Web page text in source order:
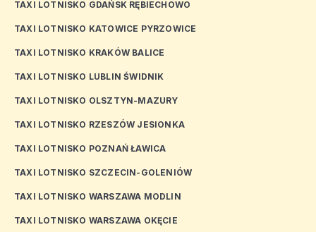
TAXI LOTNISKO GDAŃSK RĘBIECHOWO
TAXI LOTNISKO KATOWICE PYRZOWICE
TAXI LOTNISKO KRAKÓW BALICE
TAXI LOTNISKO LUBLIN ŚWIDNIK
TAXI LOTNISKO OLSZTYN-MAZURY
TAXI LOTNISKO RZESZÓW JESIONKA
TAXI LOTNISKO POZNAŃ ŁAWICA
TAXI LOTNISKO SZCZECIN-GOLENIÓW
TAXI LOTNISKO WARSZAWA MODLIN
TAXI LOTNISKO WARSZAWA OKĘCIE